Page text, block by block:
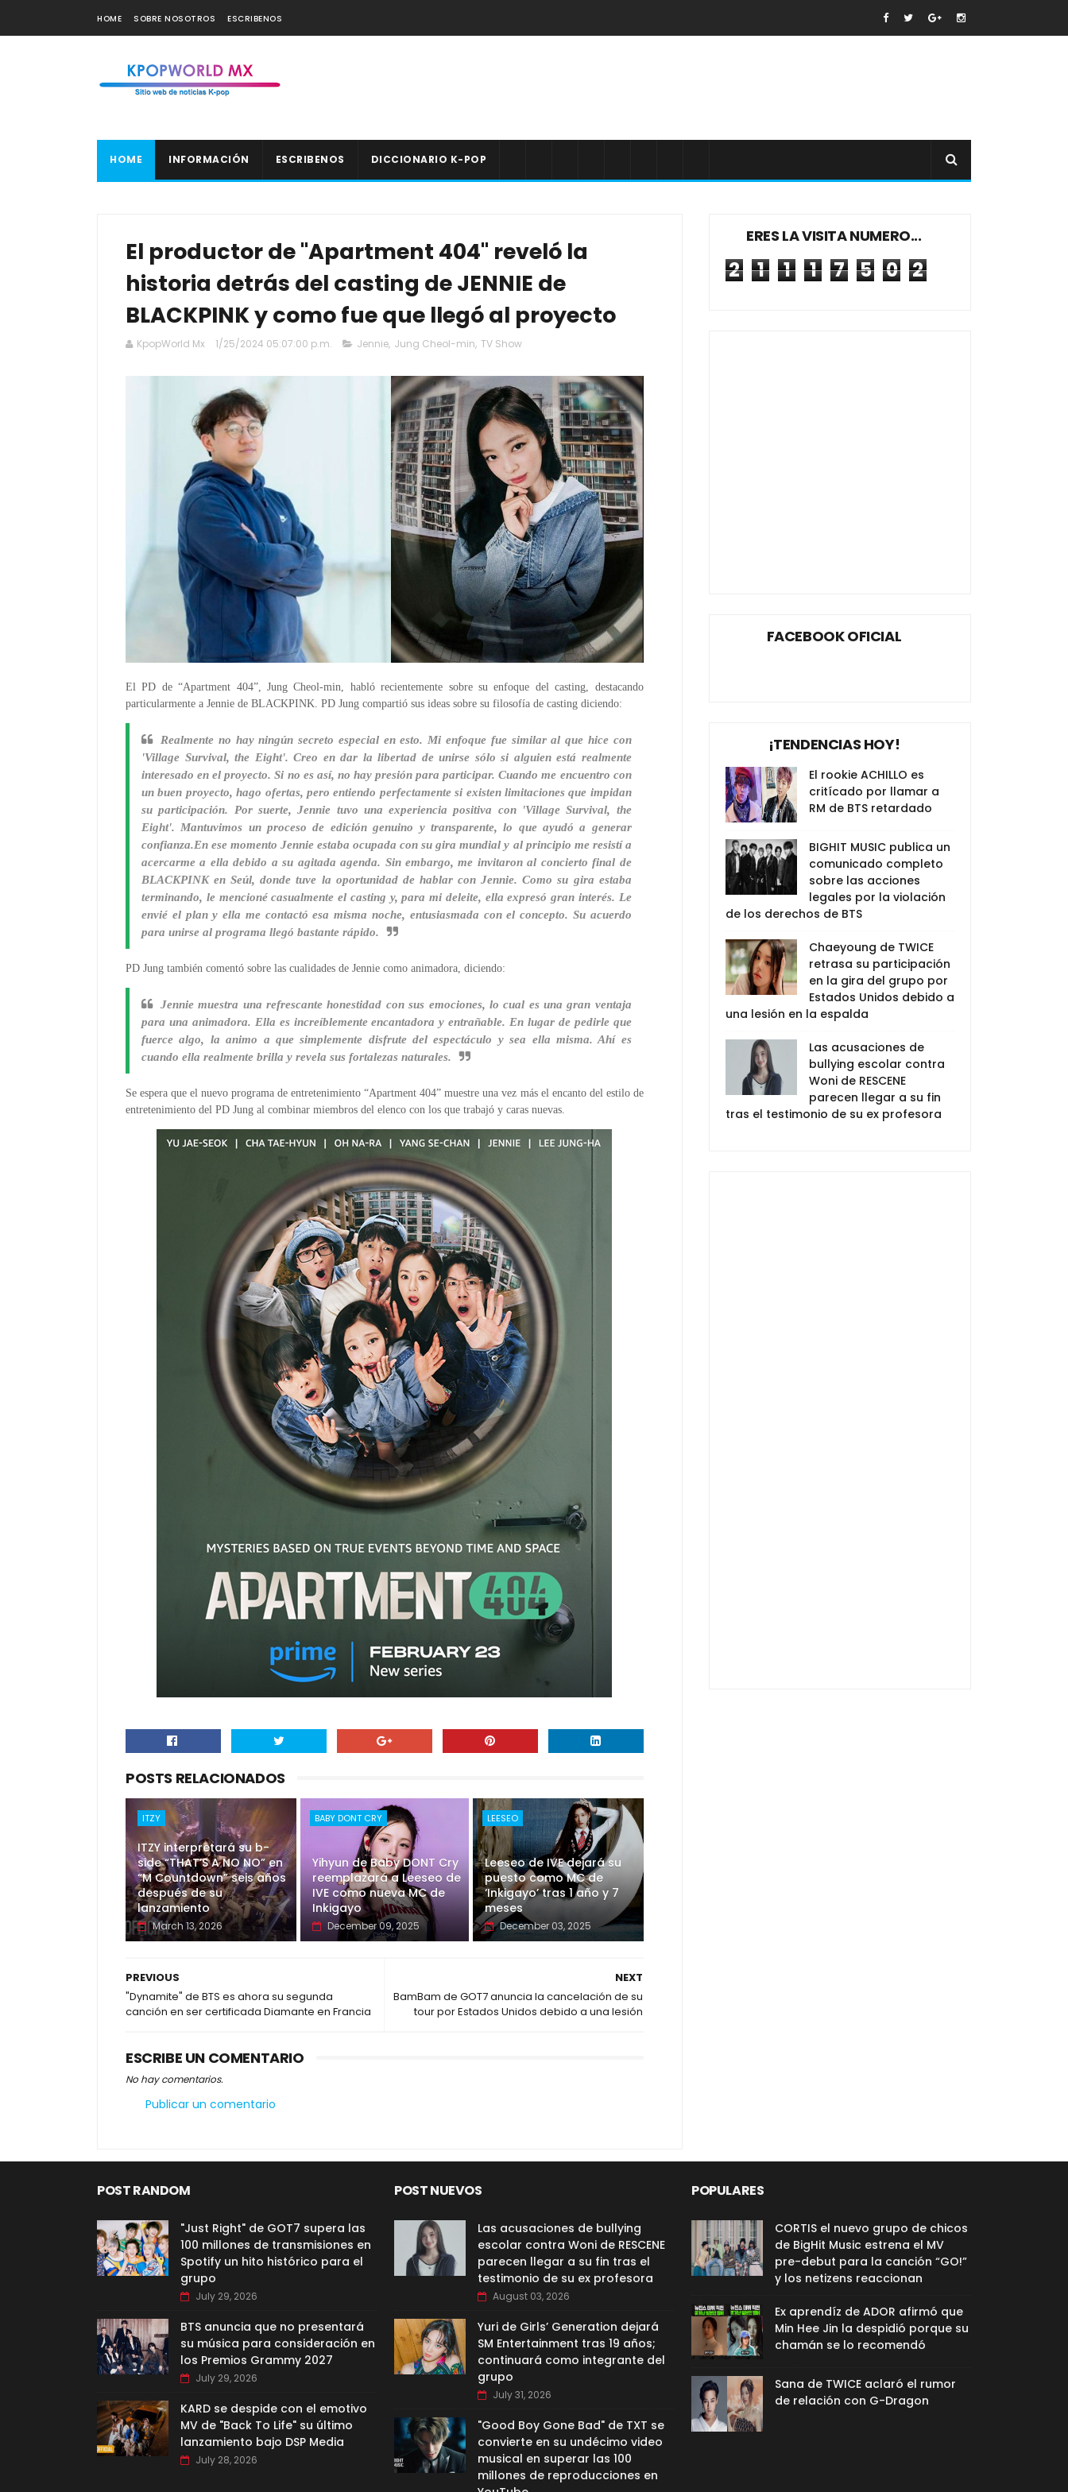
HOME SOBRE NOSOTROS ESCRIBENOS
HOME INFORMACIÓN ESCRIBENOS DICCIONARIO K-POP
El productor de "Apartment 404" reveló la
historia detrás del casting de JENNIE de
BLACKPINK y como fue que llegó al proyecto
KpopWorld Mx 1/25/2024 05:07:00 p.m. Jennie, Jung Cheol-min, TV Show
El PD de “Apartment 404”, Jung Cheol-min, habló recientemente sobre su enfoque del casting, destacando
particularmente a Jennie de BLACKPINK. PD Jung compartió sus ideas sobre su filosofía de casting diciendo:
Realmente no hay ningún secreto especial en esto. Mi enfoque fue similar al que hice con
'Village Survival, the Eight'. Creo en dar la libertad de unirse sólo si alguien está realmente
interesado en el proyecto. Si no es así, no hay presión para participar. Cuando me encuentro con
un buen proyecto, hago ofertas, pero entiendo perfectamente si existen limitaciones que impidan
su participación. Por suerte, Jennie tuvo una experiencia positiva con 'Village Survival, the
Eight'. Mantuvimos un proceso de edición genuino y transparente, lo que ayudó a generar
confianza.En ese momento Jennie estaba ocupada con su gira mundial y al principio me resistí a
acercarme a ella debido a su agitada agenda. Sin embargo, me invitaron al concierto final de
BLACKPINK en Seúl, donde tuve la oportunidad de hablar con Jennie. Como su gira estaba
terminando, le mencioné casualmente el casting y, para mi deleite, ella expresó gran interés. Le
envié el plan y ella me contactó esa misma noche, entusiasmada con el concepto. Su acuerdo
para unirse al programa llegó bastante rápido.
PD Jung también comentó sobre las cualidades de Jennie como animadora, diciendo:
Jennie muestra una refrescante honestidad con sus emociones, lo cual es una gran ventaja
para una animadora. Ella es increíblemente encantadora y entrañable. En lugar de pedirle que
fuerce algo, la animo a que simplemente disfrute del espectáculo y sea ella misma. Ahí es
cuando ella realmente brilla y revela sus fortalezas naturales.
Se espera que el nuevo programa de entretenimiento “Apartment 404” muestre una vez más el encanto del estilo de
entretenimiento del PD Jung al combinar miembros del elenco con los que trabajó y caras nuevas.
POSTS RELACIONADOS
ITZY
ITZY interpretará su b-
side “THAT’S A NO NO” en
“M Countdown” seis años
después de su
lanzamiento
March 13, 2026
BABY DONT CRY
Yihyun de Baby DONT Cry
reemplazará a Leeseo de
IVE como nueva MC de
Inkigayo
December 09, 2025
LEESEO
Leeseo de IVE dejará su
puesto como MC de
‘Inkigayo’ tras 1 año y 7
meses
December 03, 2025
NEXT
BamBam de GOT7 anuncia la cancelación de su
tour por Estados Unidos debido a una lesión
PREVIOUS
"Dynamite" de BTS es ahora su segunda
canción en ser certificada Diamante en Francia
ESCRIBE UN COMENTARIO
No hay comentarios.
Publicar un comentario
ERES LA VISITA NUMERO...
2 1 1 1 7 5 0 2
FACEBOOK OFICIAL
¡TENDENCIAS HOY!
El rookie ACHILLO es
critícado por llamar a
RM de BTS retardado
BIGHIT MUSIC publica un
comunicado completo
sobre las acciones
legales por la violación
de los derechos de BTS
Chaeyoung de TWICE
retrasa su participación
en la gira del grupo por
Estados Unidos debido a
una lesión en la espalda
Las acusaciones de
bullying escolar contra
Woni de RESCENE
parecen llegar a su fin
tras el testimonio de su ex profesora
POST RANDOM
"Just Right" de GOT7 supera las
100 millones de transmisiones en
Spotify un hito histórico para el
grupo
July 29, 2026
BTS anuncia que no presentará
su música para consideración en
los Premios Grammy 2027
July 29, 2026
KARD se despide con el emotivo
MV de "Back To Life" su último
lanzamiento bajo DSP Media
July 28, 2026
POST NUEVOS
Las acusaciones de bullying
escolar contra Woni de RESCENE
parecen llegar a su fin tras el
testimonio de su ex profesora
August 03, 2026
Yuri de Girls’ Generation dejará
SM Entertainment tras 19 años;
continuará como integrante del
grupo
July 31, 2026
"Good Boy Gone Bad" de TXT se
convierte en su undécimo video
musical en superar las 100
millones de reproducciones en
POPULARES
CORTIS el nuevo grupo de chicos
de BigHit Music estrena el MV
pre-debut para la canción “GO!”
y los netizens reaccionan
Ex aprendíz de ADOR afirmó que
Min Hee Jin la despidió porque su
chamán se lo recomendó
Sana de TWICE aclaró el rumor
de relación con G-Dragon